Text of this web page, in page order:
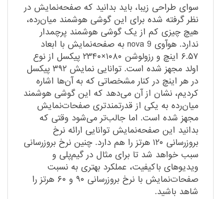
سوای طراحی زیبا، باید بدانید که صفحه‌نمایش در
نظر گرفته شده برای این گوشی هوشمند میان‌رده،
هیچ چیزی کم از یک گوشی هوشمند پرچمدار
ندارد. هوآوی nova 9 به صفحه‌نمایش با ابعاد
۶.۵۷ اینچ و رزولوشن ۱۰۸۰×۲۳۴۰ پیکسل از نوع
اولد مجهز شده است. توانایی نمایش ۳۹۲ پیکسل
در هر اینچ در کنار مشخصاتی که به آن‌ها اشاره
کردیم، نشان از آن می‌دهد که این گوشی هوشمند
میان‌رده به یکی از قدرتمند‌تری صفحات‌نمایش
مجهز شده است. اما جالب‌تر می‌شود وقتی که
بدانید این صفحه‌نمایش توانایی ارائه نرخ
بروزرسانی ۱۲۰ هرتز را هم دارد. چنین نرخ بروزرسانی
سبب خواهد شد تا برای مثال در گیم‌پلی و
ویدیو‌های با‌کیفیت، عملکرد بهتری به نسبت
صفحات‌نمایش با نرخ بروزرسانی ۹۰ و ۶۰ هرتز را
شاهد باشید. ‌